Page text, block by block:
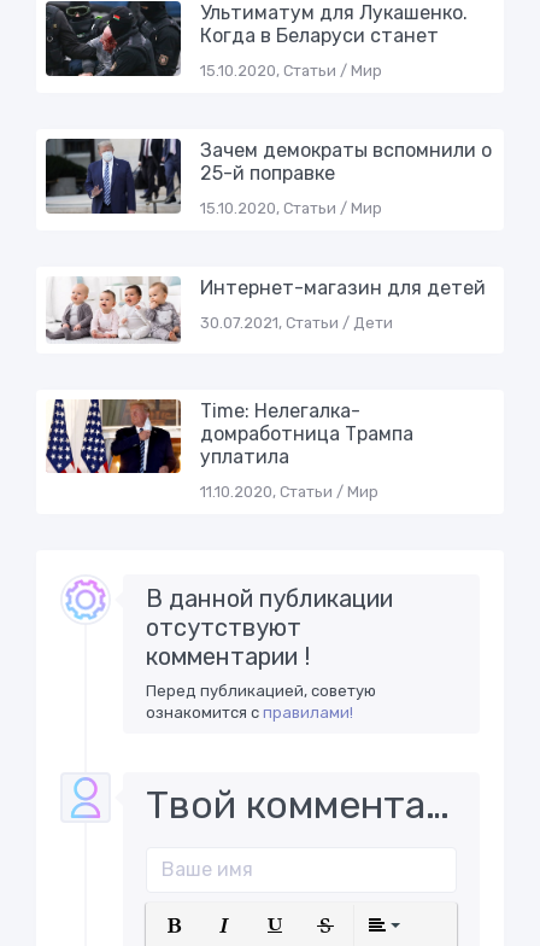
Ультиматум для Лукашенко.
Когда в Беларуси стaнeт
15.10.2020, Статьи / Мир
Зачем демократы вспомнили о
25-й поправке
15.10.2020, Статьи / Мир
Интернет-магазин для детей
30.07.2021, Статьи / Дети
Time: Нелегалка-
домработница Трампа
уплатилa
11.10.2020, Статьи / Мир
В данной публикации
отсутствуют
комментарии !
Перед публикацией, советую
ознакомится справилами!
Твой комментарий..